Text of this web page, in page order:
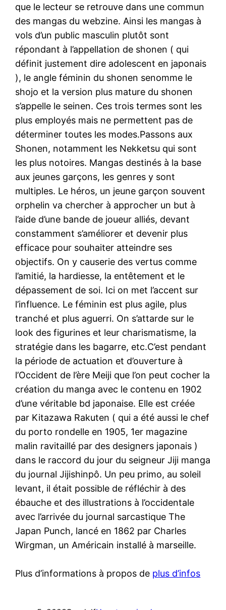
que le lecteur se retrouve dans une commun
des mangas du webzine. Ainsi les mangas à
vols d’un public masculin plutôt sont
répondant à l’appellation de shonen ( qui
définit justement dire adolescent en japonais
), le angle féminin du shonen senomme le
shojo et la version plus mature du shonen
s’appelle le seinen. Ces trois termes sont les
plus employés mais ne permettent pas de
déterminer toutes les modes.Passons aux
Shonen, notamment les Nekketsu qui sont
les plus notoires. Mangas destinés à la base
aux jeunes garçons, les genres y sont
multiples. Le héros, un jeune garçon souvent
orphelin va chercher à approcher un but à
l’aide d’une bande de joueur alliés, devant
constamment s’améliorer et devenir plus
efficace pour souhaiter atteindre ses
objectifs. On y causerie des vertus comme
l’amitié, la hardiesse, la entêtement et le
dépassement de soi. Ici on met l’accent sur
l’influence. Le féminin est plus agile, plus
tranché et plus aguerri. On s’attarde sur le
look des figurines et leur charismatisme, la
stratégie dans les bagarre, etc.C’est pendant
la période de actuation et d’ouverture à
l’Occident de l’ère Meiji que l’on peut cocher la
création du manga avec le contenu en 1902
d’une véritable bd japonaise. Elle est créée
par Kitazawa Rakuten ( qui a été aussi le chef
du porto rondelle en 1905, 1er magazine
malin ravitaillé par des designers japonais )
dans le raccord du jour du seigneur Jiji manga
du journal Jijishinpô. Un peu primo, au soleil
levant, il était possible de réfléchir à des
ébauche et des illustrations à l’occidentale
avec l’arrivée du journal sarcastique The
Japan Punch, lancé en 1862 par Charles
Wirgman, un Américain installé à marseille.
Plus d’informations à propos de plus d’infos